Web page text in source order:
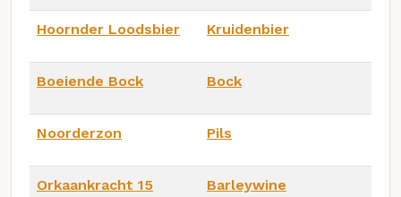
Hoornder Loodsbier Kruidenbier
Boeiende Bock Bock
Noorderzon Pils
Orkaankracht 15 Barleywine